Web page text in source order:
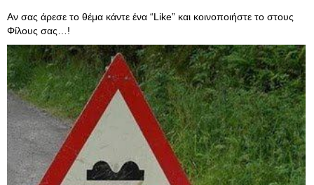
Αν σας άρεσε το θέμα κάντε ένα “Like” και κοινοποιήστε το στους
Φίλους σας…!